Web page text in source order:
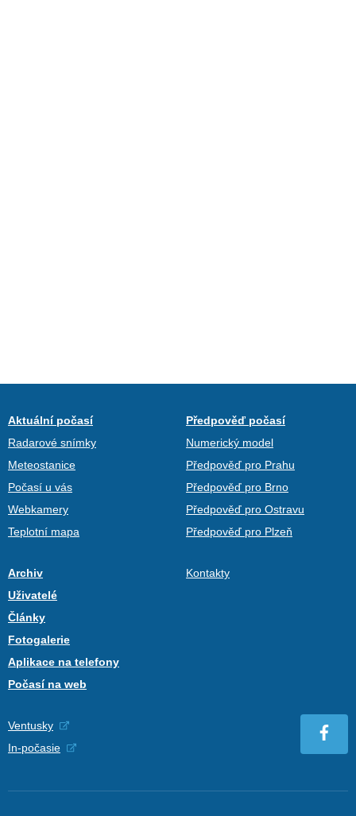
Aktuální počasí
Radarové snímky
Meteostanice
Počasí u vás
Webkamery
Teplotní mapa
Předpověď počasí
Numerický model
Předpověď pro Prahu
Předpověď pro Brno
Předpověď pro Ostravu
Předpověď pro Plzeň
Archiv
Uživatelé
Články
Fotogalerie
Aplikace na telefony
Počasí na web
Kontakty
Ventusky
In-počasie